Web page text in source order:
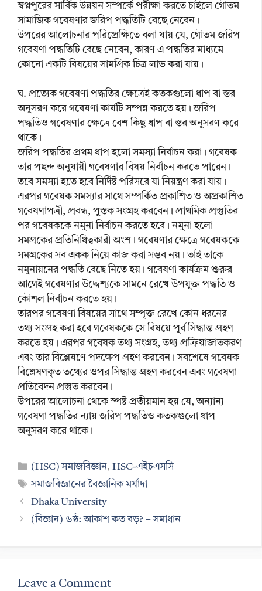
স্বপ্নপুরের সার্বিক উন্নয়ন সম্পর্কে পরীক্ষা করতে চাইলে গৌতম
সামাজিক গবেষণার জরিপ পদ্ধতিটি বেছে নেবেন।
উপরের আলোচনার পরিপ্রেক্ষিতে বলা যায় যে, গৌতম জরিপ
গবেষণা পদ্ধতিটি বেছে নেবেন, কারণ এ পদ্ধতির মাধ্যমে
কোনো একটি বিষয়ের সামগ্রিক চিত্র লাভ করা যায়।
ঘ. প্রত্যেক গবেষণা পদ্ধতির ক্ষেত্রেই কতকগুলো ধাপ বা স্তর
অনুসরণ করে গবেষণা কার্যটি সম্পন্ন করতে হয়। জরিপ
পদ্ধতিও গবেষণার ক্ষেত্রে বেশ কিছু ধাপ বা স্তর অনুসরণ করে
থাকে।
জরিপ পদ্ধতির প্রথম ধাপ হলো সমস্যা নির্বাচন করা। গবেষক
তার পছন্দ অনুযায়ী গবেষণার বিষয় নির্বাচন করতে পারেন।
তবে সমস্যা হতে হবে নির্দিষ্ট পরিসরে যা নিয়ন্ত্রণ করা যায়।
এরপর গবেষক সমস্যার সাথে সম্পর্কিত প্রকাশিত ও অপ্রকাশিত
গবেষণাপত্রী, প্রবন্ধ, পুস্তক সংগ্রহ করবেন। প্রাথমিক প্রস্তুতির
পর গবেষককে নমুনা নির্বাচন করতে হবে। নমুনা হলো
সমগ্রকের প্রতিনিধিত্বকারী অংশ। গবেষণার ক্ষেত্রে গবেষককে
সমগ্রকের সব একক নিয়ে কাজ করা সম্ভব নয়। তাই তাকে
নমুনায়নের পদ্ধতি বেছে নিতে হয়। গবেষণা কার্যক্রম শুরুর
আগেই গবেষণার উদ্দেশ্যকে সামনে রেখে উপযুক্ত পদ্ধতি ও
কৌশল নির্বাচন করতে হয়।
তারপর গবেষণা বিষয়ের সাথে সম্পৃক্ত রেখে কোন ধরনের
তথ্য সংগ্রহ করা হবে গবেষককে সে বিষয়ে পূর্ব সিদ্ধান্ত গ্রহণ
করতে হয়। এরপর গবেষক তথ্য সংগ্রহ, তথ্য প্রক্রিয়াজাতকরণ
এবং তার বিশ্লেষণে পদক্ষেপ গ্রহণ করবেন। সবশেষে গবেষক
বিশ্লেষণকৃত তথ্যের ওপর সিদ্ধান্ত গ্রহণ করবেন এবং গবেষণা
প্রতিবেদন প্রস্তুত করবেন।
উপরের আলোচনা থেকে স্পষ্ট প্রতীয়মান হয় যে, অন্যান্য
গবেষণা পদ্ধতির ন্যায় জরিপ পদ্ধতিও কতকগুলো ধাপ
অনুসরণ করে থাকে।
Categories
(HSC) সমাজবিজ্ঞান,HSC-এইচএসসি
Tags
সমাজবিজ্ঞানের বৈজ্ঞানিক মর্যাদা
Dhaka University
(বিজ্ঞান) ৬ষ্ঠ: আকাশ কত বড়? – সমাধান
Leave a Comment